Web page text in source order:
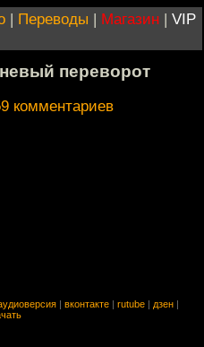
| Переводы | Магазин | VIP
переворот
комментариев
вконтакте rutube дзен